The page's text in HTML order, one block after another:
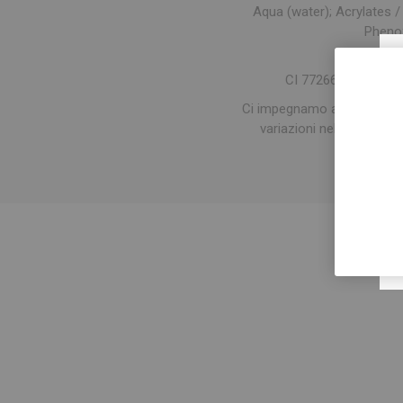
Aqua (water); Acrylates /
CI 77266 (Carbon
Ci impegnamo ad
variazioni nel tempo.